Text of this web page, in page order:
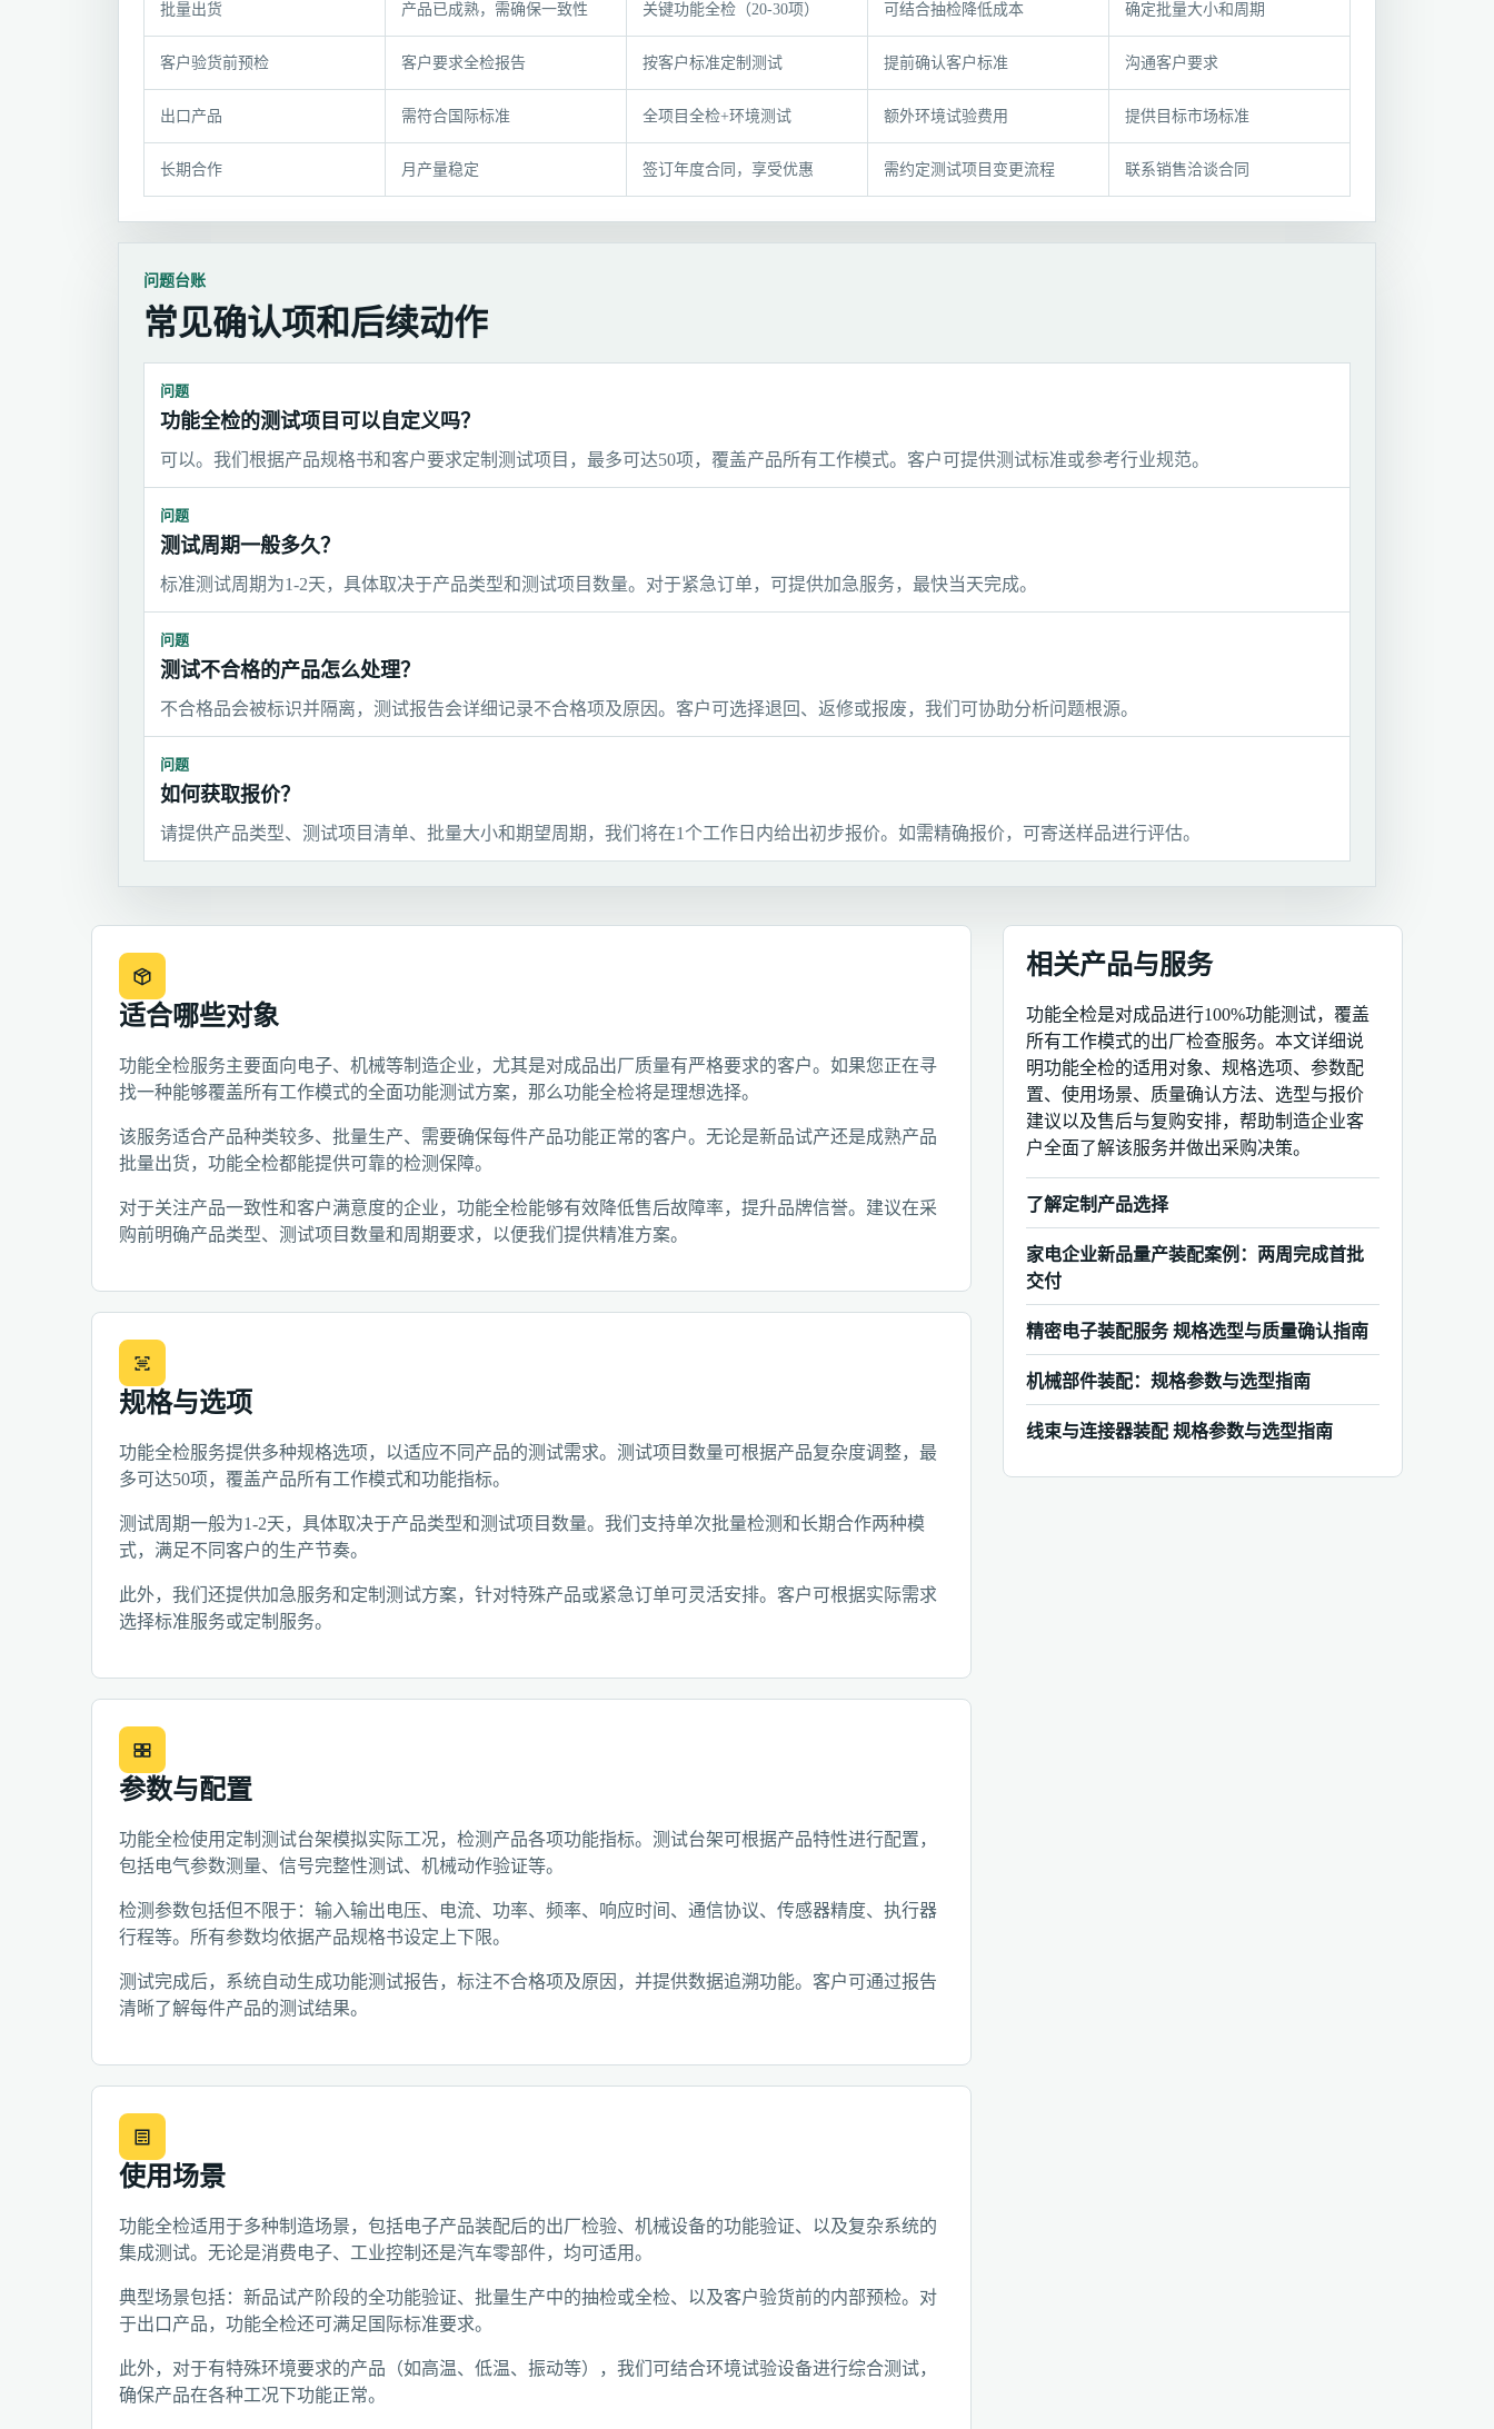
与
批量出货 产品已成熟，需确保一致性 关键功能全检（20-30项） 可结合抽检降低成本 确定批量大小和周期
客户验货前预检 客户要求全检报告 按客户标准定制测试 提前确认客户标准 沟通客户要求
出口产品 需符合国际标准 全项目全检+环境测试 额外环境试验费用 提供目标市场标准
长期合作 月产量稳定 签订年度合同，享受优惠 需约定测试项目变更流程 联系销售洽谈合同
问题台账
常见确认项和后续动作
问题
功能全检的测试项目可以自定义吗？
可以。我们根据产品规格书和客户要求定制测试项目，最多可达50项，覆盖产品所有工作模式。客户可提供测试标准或参考行业规范。
问题
测试周期一般多久？
标准测试周期为1-2天，具体取决于产品类型和测试项目数量。对于紧急订单，可提供加急服务，最快当天完成。
问题
测试不合格的产品怎么处理？
不合格品会被标识并隔离，测试报告会详细记录不合格项及原因。客户可选择退回、返修或报废，我们可协助分析问题根源。
问题
如何获取报价？
请提供产品类型、测试项目清单、批量大小和期望周期，我们将在1个工作日内给出初步报价。如需精确报价，可寄送样品进行评估。
适合哪些对象
功能全检服务主要面向电子、机械等制造企业，尤其是对成品出厂质量有严格要求的客户。如果您正在寻
找一种能够覆盖所有工作模式的全面功能测试方案，那么功能全检将是理想选择。
该服务适合产品种类较多、批量生产、需要确保每件产品功能正常的客户。无论是新品试产还是成熟产品
批量出货，功能全检都能提供可靠的检测保障。
对于关注产品一致性和客户满意度的企业，功能全检能够有效降低售后故障率，提升品牌信誉。建议在采
购前明确产品类型、测试项目数量和周期要求，以便我们提供精准方案。
规格与选项
功能全检服务提供多种规格选项，以适应不同产品的测试需求。测试项目数量可根据产品复杂度调整，最
多可达50项，覆盖产品所有工作模式和功能指标。
测试周期一般为1-2天，具体取决于产品类型和测试项目数量。我们支持单次批量检测和长期合作两种模
式，满足不同客户的生产节奏。
此外，我们还提供加急服务和定制测试方案，针对特殊产品或紧急订单可灵活安排。客户可根据实际需求
选择标准服务或定制服务。
参数与配置
功能全检使用定制测试台架模拟实际工况，检测产品各项功能指标。测试台架可根据产品特性进行配置，
包括电气参数测量、信号完整性测试、机械动作验证等。
检测参数包括但不限于：输入输出电压、电流、功率、频率、响应时间、通信协议、传感器精度、执行器
行程等。所有参数均依据产品规格书设定上下限。
测试完成后，系统自动生成功能测试报告，标注不合格项及原因，并提供数据追溯功能。客户可通过报告
清晰了解每件产品的测试结果。
使用场景
功能全检适用于多种制造场景，包括电子产品装配后的出厂检验、机械设备的功能验证、以及复杂系统的
集成测试。无论是消费电子、工业控制还是汽车零部件，均可适用。
典型场景包括：新品试产阶段的全功能验证、批量生产中的抽检或全检、以及客户验货前的内部预检。对
于出口产品，功能全检还可满足国际标准要求。
此外，对于有特殊环境要求的产品（如高温、低温、振动等），我们可结合环境试验设备进行综合测试，
确保产品在各种工况下功能正常。
相关产品与服务
功能全检是对成品进行100%功能测试，覆盖
所有工作模式的出厂检查服务。本文详细说
明功能全检的适用对象、规格选项、参数配
置、使用场景、质量确认方法、选型与报价
建议以及售后与复购安排，帮助制造企业客
户全面了解该服务并做出采购决策。
了解定制产品选择
家电企业新品量产装配案例：两周完成首批
交付
精密电子装配服务 规格选型与质量确认指南
机械部件装配：规格参数与选型指南
线束与连接器装配 规格参数与选型指南